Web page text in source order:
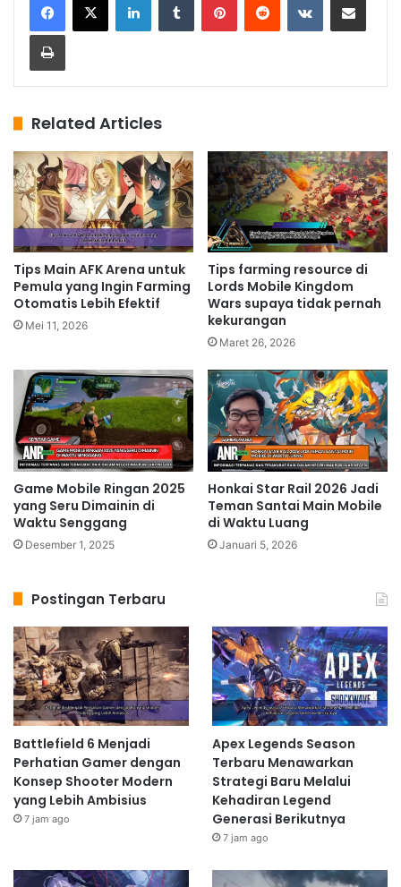
Related Articles
Tips Main AFK Arena untuk
Pemula yang Ingin Farming
Otomatis Lebih Efektif
Mei 11, 2026
Tips farming resource di
Lords Mobile Kingdom
Wars supaya tidak pernah
kekurangan
Maret 26, 2026
Game Mobile Ringan 2025
yang Seru Dimainin di
Waktu Senggang
Desember 1, 2025
Honkai Star Rail 2026 Jadi
Teman Santai Main Mobile
di Waktu Luang
Januari 5, 2026
Postingan Terbaru
Battlefield 6 Menjadi
Perhatian Gamer dengan
Konsep Shooter Modern
yang Lebih Ambisius
7 jam ago
Apex Legends Season
Terbaru Menawarkan
Strategi Baru Melalui
Kehadiran Legend
Generasi Berikutnya
7 jam ago